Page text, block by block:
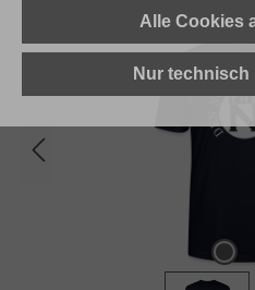
Bildergalerie überspringen
Alle Cookies
Nur